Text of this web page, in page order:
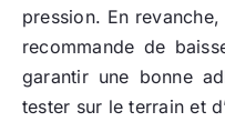
pression. En
recommande de
garantir une bonne
tester sur le terrain et